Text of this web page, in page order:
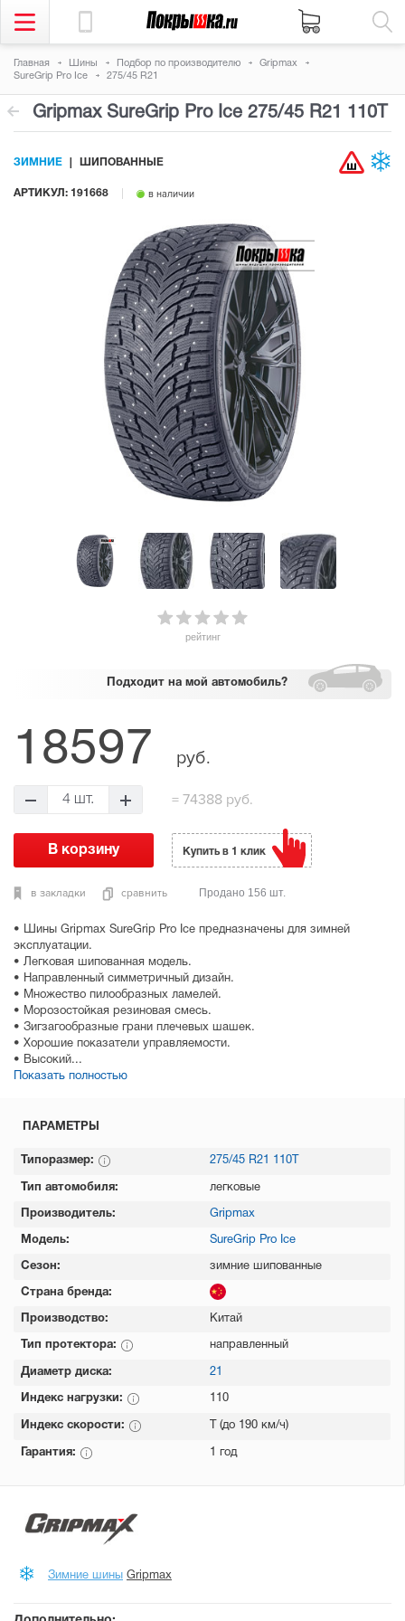
Главная Шины Подбор по производителю
Gripmax
SureGrip Pro Ice
275/45 R21
Gripmax SureGrip Pro Ice 275/45 R21 110T
рейтинг
АРТИКУЛ: 191668 в наличии
ЗИМНИЕ ШИПОВАННЫЕ
Подходит на мой автомобиль?
• Шины Gripmax SureGrip Pro Ice предназначены для зимней
эксплуатации.
• Легковая шипованная модель.
• Направленный симметричный дизайн.
• Множество пилообразных ламелей.
• Морозостойкая резиновая смесь.
• Зигзагообразные грани плечевых шашек.
• Хорошие показатели управляемости.
• Высокий...
Показать полностью
18597 руб.
4 шт. = 74388 руб.
в закладки сравнить
Купить в 1 клик
Продано 156 шт.
ПАРАМЕТРЫ
Типоразмер: 275/45 R21 110T
Тип автомобиля: легковые
Производитель: Gripmax
Модель: SureGrip Pro Ice
Сезон: зимние шипованные
Страна бренда:
Производство: Китай
Тип протектора: направленный
Диаметр диска: 21
Индекс нагрузки: 110
Индекс скорости: T (до 190 км/ч)
Гарантия: 1 год
Зимние шины Gripmax